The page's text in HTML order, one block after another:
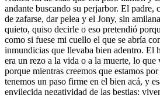
andante buscando su perjarbor. El padre,
de zafarse, dar pelea y el Jony, sin
quieto, quiso decirle o eso pretendió
como si fuese mi cuello el que se abría
inmundicias que llevaba bien adentro. El
era un rezo a la vida o a la muerte, lo que
porque mientras creemos que estamos
tenemos un paso firme en el bien acá, y
envilecida negatividad de las bestias: